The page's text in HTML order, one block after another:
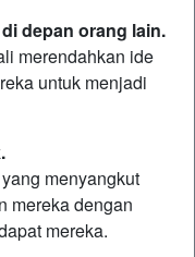
depan orang lain.
merendahkan ide
untuk menjadi
menyangkut
mereka dengan
mereka.